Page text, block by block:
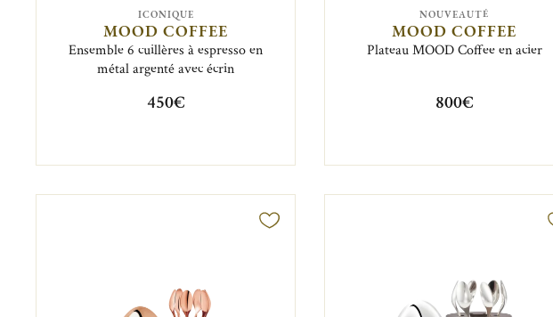
ICONIQUE
MOOD COFFEE
Ensemble 6 cuillères à espresso en
métal argenté avec écrin
450€
NOUVEAUTÉ
MOOD COFFEE
Plateau MOOD Coffee en acier
800€